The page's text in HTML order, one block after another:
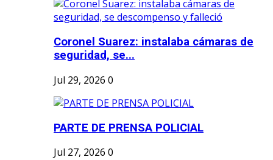
Coronel Suarez: instalaba cámaras de
seguridad, se...
Jul 29, 2026 0
PARTE DE PRENSA POLICIAL
Jul 27, 2026 0